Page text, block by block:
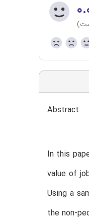
Abstract
In this
value of
Using a
the non-